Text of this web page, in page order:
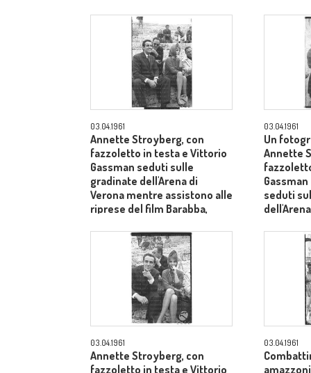
03.04.1961
Annette Stroyberg, con
fazzoletto in testa e Vittorio
Gassman seduti sulle
gradinate dell'Arena di
Verona mentre assistono alle
riprese del film Barabba,
Laurentiis - totale
03.04.1961
Un
Annette
seduti
03.04.1961
Annette Stroyberg, con
fazzoletto in testa e Vittorio
03.04.1961